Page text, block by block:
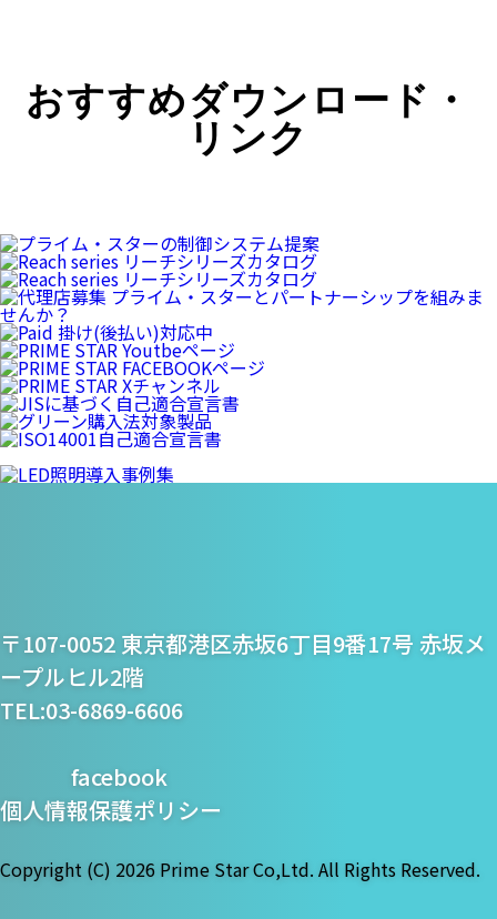
おすすめダウンロード・
リンク
プライム・スター株式
会社
〒107-0052 東京都港区赤坂6丁目9番17号 赤坂メ
ープルヒル2階
TEL:03-6869-6606
facebook
個人情報保護ポリシー
Copyright (C) 2026 Prime Star Co,Ltd. All Rights Reserved.